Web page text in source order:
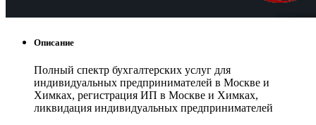
Описание
Полный спектр бухгалтерских услуг для
индивидуальных предпринимателей в Москве и
Химках, регистрация ИП в Москве и Химках,
ликвидация индивидуальных предпринимателей